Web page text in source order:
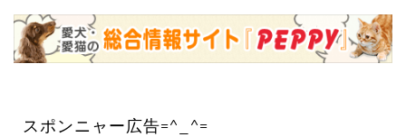
スポンニャー広告=^_^=